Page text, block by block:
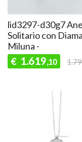
lid3297-d30g7
Solitario con
Miluna -
€ 1.619,10